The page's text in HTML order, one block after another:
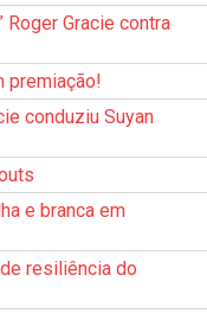
Roger Gracie contra
premiação!
conduziu Suyan
e branca em
resiliência do